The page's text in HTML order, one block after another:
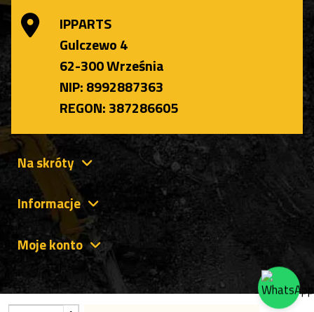
IPPARTS
Gulczewo 4
62-300 Września
NIP: 8992887363
REGON: 387286605
Na skróty
Informacje
Moje konto